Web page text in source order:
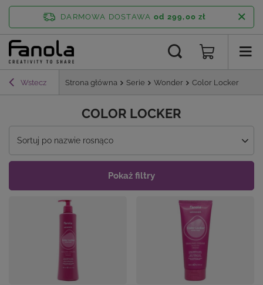
DARMOWA DOSTAWA od 299,00 zł
Wstecz Strona główna Serie Wonder Color Locker
COLOR LOCKER
Zmień sortowanie
Sortuj po nazwie rosnąco
Pokaż filtry